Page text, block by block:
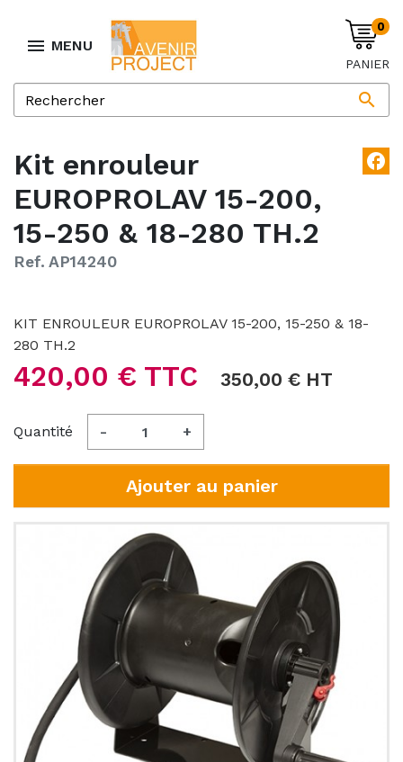
 MENU

0
PANIER
Kit enrouleur
EUROPROLAV 15-200,
15-250 & 18-280 TH.2
facebook
Ref. AP14240
KIT ENROULEUR EUROPROLAV 15-200, 15-250 & 18-
280 TH.2
420,00 € TTC 350,00 € HT
Quantité - +
Ajouter au panier